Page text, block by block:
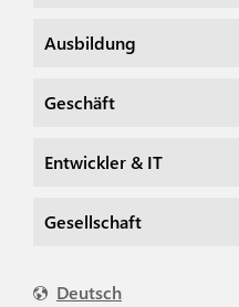
Ausbildung
Geschäft
Entwickler & IT
Gesellschaft
Deutsch